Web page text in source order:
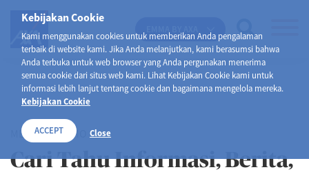
Kebijakan Cookie
Kami menggunakan cookies untuk memberikan Anda pengalaman
terbaik di website kami. Jika Anda melanjutkan, kami berasumsi bahwa
Anda terbuka untuk web browser yang Anda pergunakan menerima
semua cookie dari situs web kami. Lihat Kebijakan Cookie kami untuk
informasi lebih lanjut tentang cookie dan bagaimana mengelola mereka.
Kebijakan Cookie
ACCEPT Close
MEDIA & PROMO
Cari Tahu Informasi, Berita,